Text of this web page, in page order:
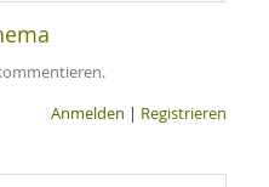
Anmelden | Registrieren